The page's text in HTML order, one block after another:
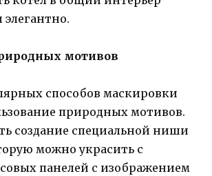
мотивов
способов маскировки
природных мотивов.
создание специальной ниши
можно украсить с
панелей с изображением